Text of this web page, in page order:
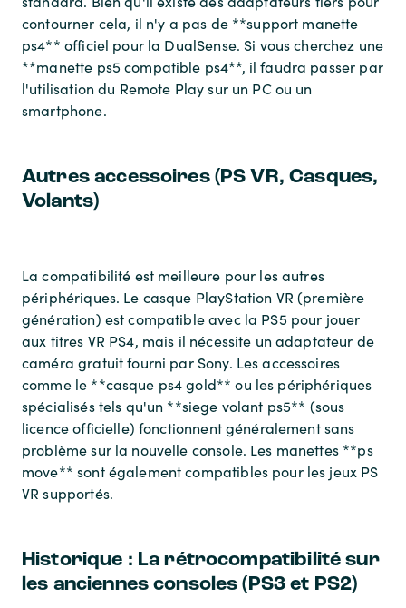
contourner cela, il n'y a pas de **support manette
ps4** officiel pour la DualSense. Si vous cherchez une
**manette ps5 compatible ps4**, il faudra passer par
l'utilisation du Remote Play sur un PC ou un
smartphone.
Autres accessoires (PS VR, Casques,
Volants)
La compatibilité est meilleure pour les autres
périphériques. Le casque PlayStation VR (première
génération) est compatible avec la PS5 pour jouer
aux titres VR PS4, mais il nécessite un adaptateur de
caméra gratuit fourni par Sony. Les accessoires
comme le **casque ps4 gold** ou les périphériques
spécialisés tels qu'un **siege volant ps5** (sous
licence officielle) fonctionnent généralement sans
problème sur la nouvelle console. Les manettes **ps
move** sont également compatibles pour les jeux PS
VR supportés.
Historique : La rétrocompatibilité sur
les anciennes consoles (PS3 et PS2)